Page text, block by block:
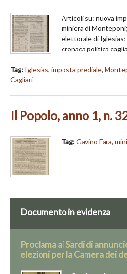
Articoli su: nuova
miniera di
elettorale di Iglesias;
cronaca politica
Tag: Iglesias, imposta prediale,
Cagliari
Il Popolo, anno 1, n.
Tag:Gavino Fara,
Documento in evidenza
Proclama ai Sardi di
elezioni per la Camera dei